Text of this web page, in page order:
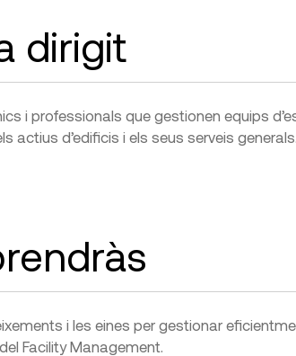
dirigit
i professionals que gestionen equips
actius d’edificis i els seus serveis generals.
i les eines per gestionar
Facility Management.